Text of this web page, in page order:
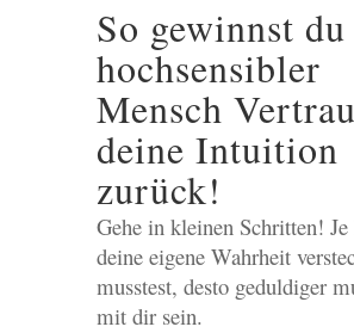
So gewinnst du
hochsensibler
Mensch
deine Intuition
zurück!
Gehe in kleinen Schritten!
deine eigene Wahrheit
musstest, desto geduldiger
mit dir sein.